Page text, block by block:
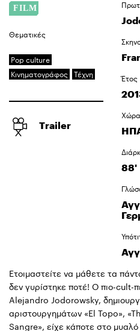
Θεματικές
Pop culture
Κινηματογράφος
Τέχνη
Trailer
Έτος
Χώρα
88'
Ετοιμαστείτε να μάθετε τα
δεν γυρίστηκε ποτέ! Ο πιο-cult-
Alejandro Jodorowsky,
αριστουργημάτων «El Topo»,
Sangre», είχε κάποτε στο